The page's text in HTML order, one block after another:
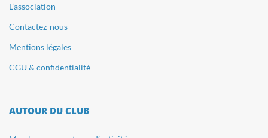
L’association
Contactez-nous
Mentions légales
CGU & confidentialité
AUTOUR DU CLUB